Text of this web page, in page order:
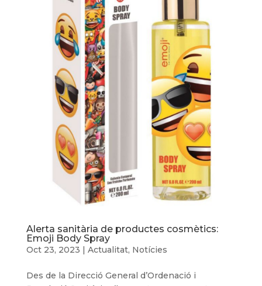
Alerta sanitària de productes cosmètics:
Emoji Body Spray
Oct 23, 2023 Actualitat, Notícies
Des de la Direcció General d’Ordenació i